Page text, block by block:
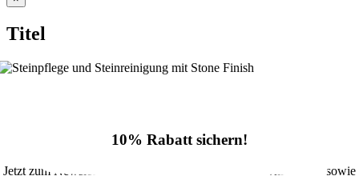
product
view
Titel
10% Rabatt sichern!
Jetzt zum Newsletter anmelden und 10% Rabatt im Onlineshop sowie